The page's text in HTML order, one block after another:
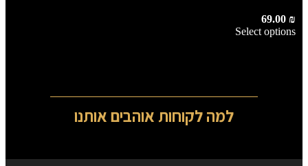
69.00 ₪
Select options
למה לקוחות אוהבים אותנו